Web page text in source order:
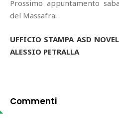
Prossimo appuntamento
del Massafra.
UFFICIO STAMPA ASD
ALESSIO PETRALLA
Commenti